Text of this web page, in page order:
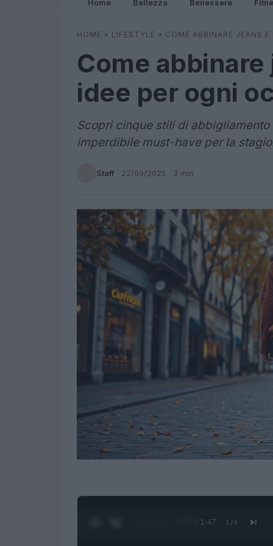
Home Bellezza Benessere
HOME » LIFESTYLE » COME ABBINARE JEANS
Come
idee per ogni
Scopri cinque stili di
imperdibile must-have per la
Staff · 22/09/2025 · 3 min
0:28 / 1:47 1 /4